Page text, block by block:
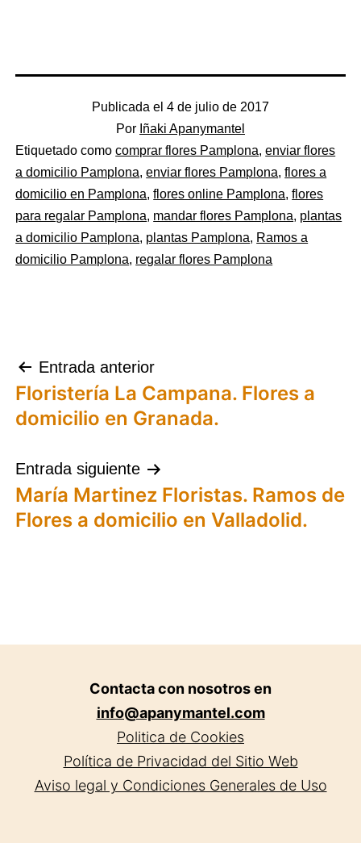
Publicada el 4 de julio de 2017
Por Iñaki Apanymantel
Categorizado
como
Flores
Etiquetado comocomprar flores Pamplona,enviar flores
a domicilio Pamplona,enviar flores Pamplona,flores a
domicilio en Pamplona,flores online Pamplona,flores
para regalar Pamplona, mandar flores Pamplona, plantas
a domicilio Pamplona, plantas Pamplona, Ramos a
domicilio Pamplona, regalar flores Pamplona
Navegación
de
Entrada anterior
Floristería La Campana. Flores a
domicilio en Granada.
Entrada siguiente
María Martinez Floristas. Ramos de
Flores a domicilio en Valladolid.
Contacta con nosotros en
info@apanymantel.com
Politica de Cookies
Política de Privacidad del Sitio Web
Aviso legal y Condiciones Generales de Uso